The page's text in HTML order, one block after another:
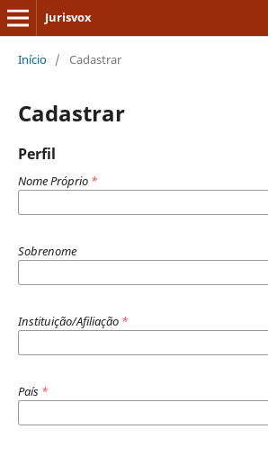
Jurisvox
Início / Cadastrar
Cadastrar
Perfil
Nome Próprio *
Sobrenome
Instituição/Afiliação *
País *